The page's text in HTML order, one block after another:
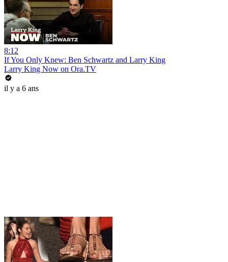
8:12
If You Only Knew: Ben Schwartz and Larry King
Larry King Now on Ora.TV
il y a 6 ans